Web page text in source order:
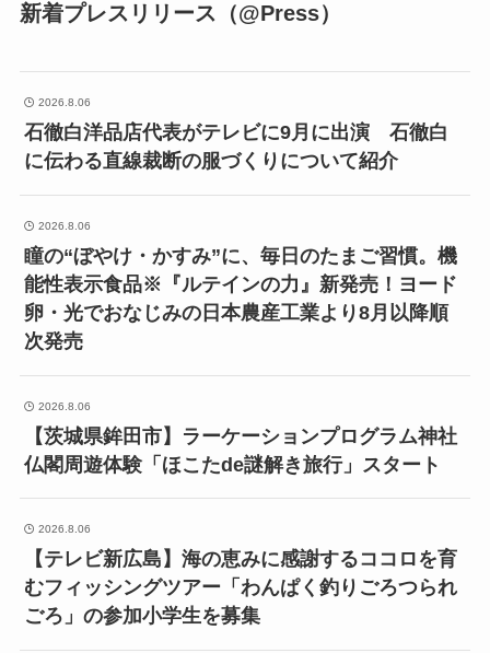
新着プレスリリース（@Press）
2026.8.06
石徹白洋品店代表がテレビに9月に出演 石徹白
に伝わる直線裁断の服づくりについて紹介
2026.8.06
瞳の“ぼやけ・かすみ”に、毎日のたまご習慣。機
能性表示食品※『ルテインの力』新発売！ヨード
卵・光でおなじみの日本農産工業より8月以降順
次発売
2026.8.06
【茨城県鉾田市】ラーケーションプログラム神社
仏閣周遊体験「ほこたde謎解き旅行」スタート
2026.8.06
【テレビ新広島】海の恵みに感謝するココロを育
むフィッシングツアー「わんぱく釣りごろつられ
ごろ」の参加小学生を募集